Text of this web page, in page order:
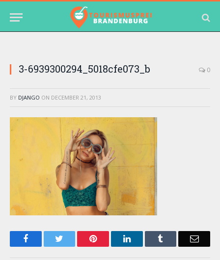
3-6939300294_5018cfe073_b 0
BY DJANGO ON DECEMBER 21, 2013
Facebook Pinterest LinkedIn Email